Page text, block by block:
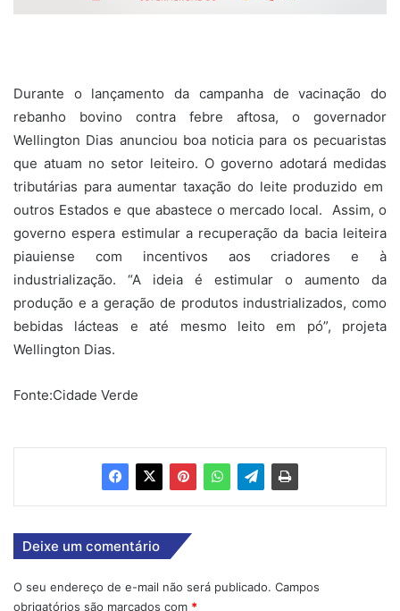
Durante o lançamento da campanha de vacinação do
rebanho bovino contra febre aftosa, o governador
Wellington Dias anunciou boa noticia para os pecuaristas
que atuam no setor leiteiro. O governo adotará medidas
tributárias para aumentar taxação do leite produzido em
outros Estados e que abastece o mercado local. Assim, o
governo espera estimular a recuperação da bacia leiteira
piauiense com incentivos aos criadores e à
industrialização. “A ideia é estimular o aumento da
produção e a geração de produtos industrializados, como
bebidas lácteas e até mesmo leito em pó”, projeta
Wellington Dias.
Fonte:Cidade Verde
Deixe um comentário
O seu endereço de e-mail não será publicado. Campos
obrigatórios são marcados com *